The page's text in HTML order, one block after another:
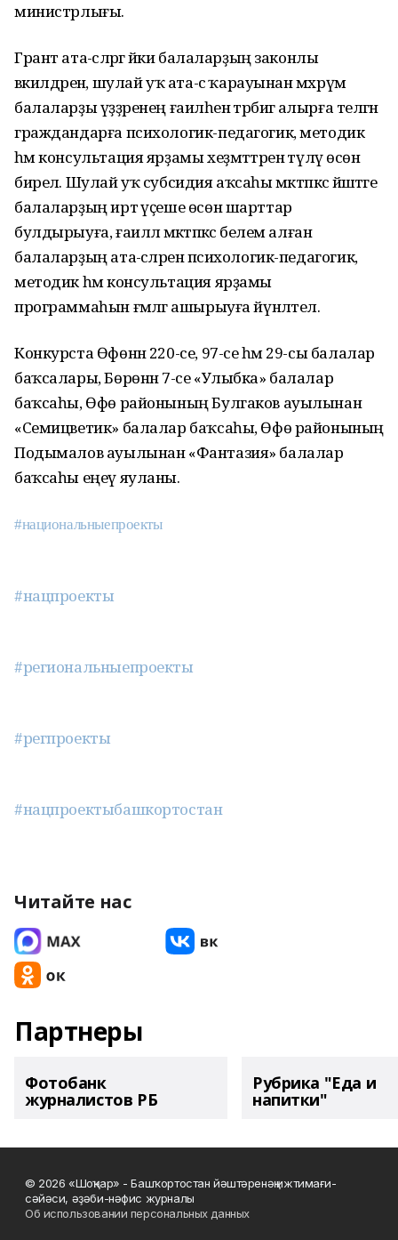
министрлығы.
Грант ата-әсәләргә йәки балаларҙың законлы
вәкилдәренә, шулай уҡ ата-әсә ҡарауынан мәхрүм
балаларҙы үҙҙәренең ғаиләһенә тәрбиәгә алырға теләгән
граждандарға психологик-педагогик, методик
һәм консультация ярҙамы хеҙмәттәренә түләү өсөн
бирелә. Шулай уҡ субсидия аҡсаһы мәктәпкәсә йәштәге
балаларҙың иртә үҫеше өсөн шарттар
булдырыуға, ғаиләлә мәктәпкәсә белем алған
балаларҙың ата-әсәләренә психологик-педагогик,
методик һәм консультация ярҙамы
программаһын ғәмәлгә ашырыуға йүнәлтелә.
Конкурста Өфөнән 220-се, 97-се һәм 29-сы балалар
баҡсалары, Бөрөнән 7-се «Улыбка» балалар
баҡсаһы, Өфө районының Булгаков ауылынан
«Семицветик» балалар баҡсаһы, Өфө районының
Подымалов ауылынан «Фантазия» балалар
баҡсаһы еңеү яуланы.
#национальныепроекты
#нацпроекты
#региональныепроекты
#регпроекты
#нацпроектыбашкортостан
Читайте нас
Партнеры
Фотобанк
журналистов РБ
Рубрика "Еда и
напитки"
© 2026 «Шоңҡар» - Башҡортостан йәштәренәң ижтимағи-
сәйәси, әҙәби-нәфис журналы
Об использовании персональных данных